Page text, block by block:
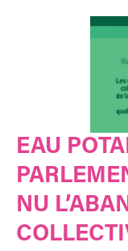
EAU
NU